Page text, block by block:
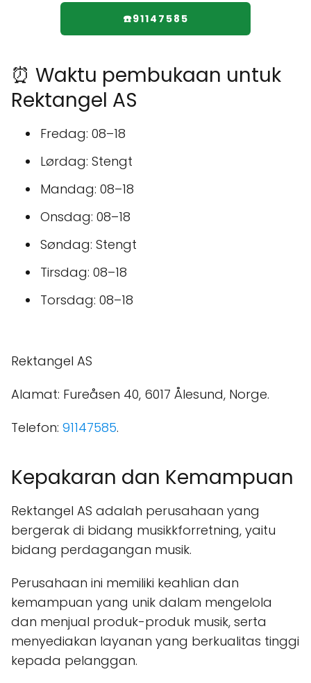
☎️91147585
⏰ Waktu pembukaan untuk
Rektangel AS
Fredag: 08–18
Lørdag: Stengt
Mandag: 08–18
Onsdag: 08–18
Søndag: Stengt
Tirsdag: 08–18
Torsdag: 08–18
Rektangel AS
Alamat: Fureåsen 40, 6017 Ålesund, Norge.
Telefon: 91147585.
Kepakaran dan Kemampuan
Rektangel AS adalah perusahaan yang
bergerak di bidang musikkforretning, yaitu
bidang perdagangan musik.
Perusahaan ini memiliki keahlian dan
kemampuan yang unik dalam mengelola
dan menjual produk-produk musik, serta
menyediakan layanan yang berkualitas tinggi
kepada pelanggan.